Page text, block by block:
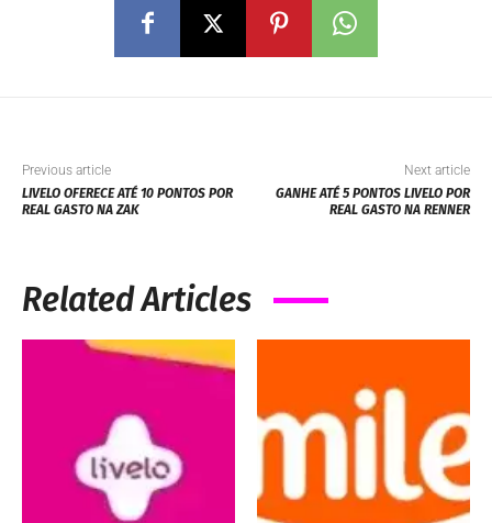
Previous article
LIVELO OFERECE ATÉ 10 PONTOS POR
REAL GASTO NA ZAK
Next article
GANHE ATÉ 5 PONTOS LIVELO POR
REAL GASTO NA RENNER
Related Articles